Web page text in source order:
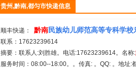
贵州,黔南,都匀市快递信息
顺丰快递： 黔南民族幼儿师范高等专科学校
联系：17623239614
摘要：联系人:刘胜雄。电话:17623239614。名称:
服务时间：08:00--18:00。。传真: 。QQ: 。地址: